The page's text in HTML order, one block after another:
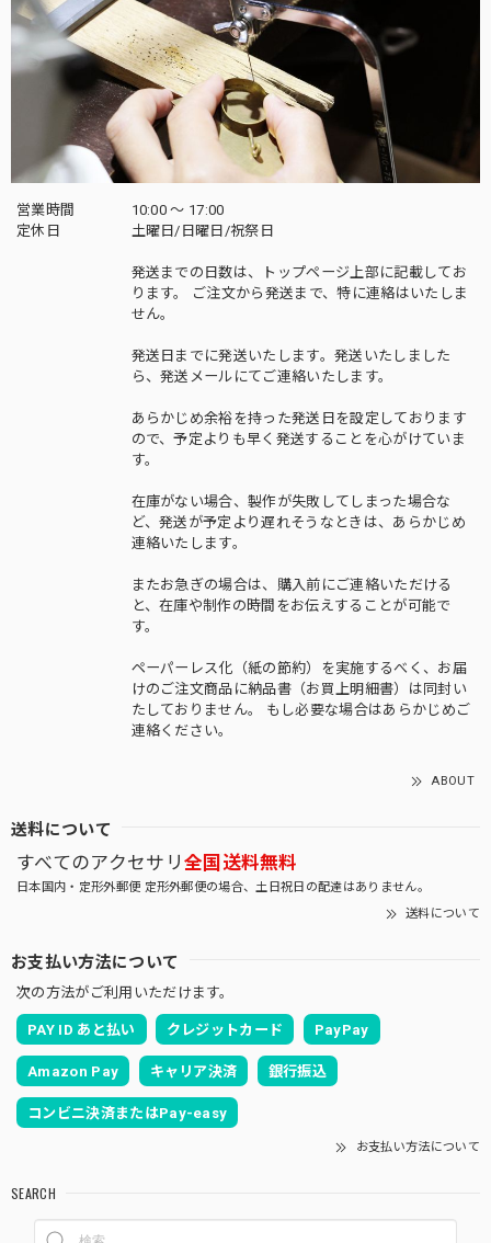
営業時間
10:00 〜 17:00
定休日
土曜日/日曜日/祝祭日
発送までの日数は、トップページ上部に記載してお
ります。 ご注文から発送まで、特に連絡はいたしま
せん。
発送日までに発送いたします。発送いたしました
ら、発送メールにてご連絡いたします。
あらかじめ余裕を持った発送日を設定しております
ので、予定よりも早く発送することを心がけていま
す。
在庫がない場合、製作が失敗してしまった場合な
ど、発送が予定より遅れそうなときは、あらかじめ
連絡いたします。
またお急ぎの場合は、購入前にご連絡いただける
と、在庫や制作の時間をお伝えすることが可能で
す。
ペーパーレス化（紙の節約）を実施するべく、お届
けのご注文商品に納品書（お買上明細書）は同封い
たしておりません。 もし必要な場合はあらかじめご
連絡ください。
ABOUT
送料について
すべてのアクセサリ 全国送料無料
日本国内・定形外郵便 定形外郵便の場合、土日祝日の配達はありません。
送料について
お支払い方法について
次の方法がご利用いただけます。
PAY ID あと払い クレジットカード PayPay
Amazon Pay キャリア決済 銀行振込
コンビニ決済またはPay-easy
お支払い方法について
SEARCH